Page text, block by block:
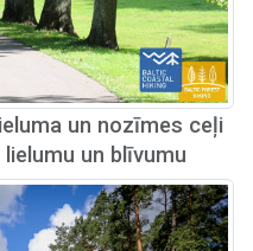
un nozīmes ceļi
un blīvumu